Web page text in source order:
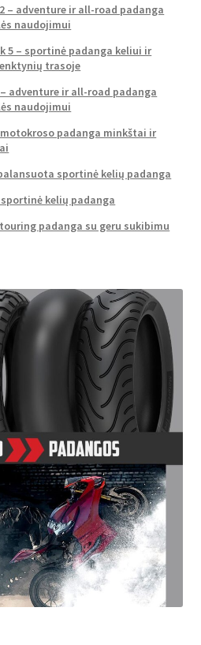
– adventure ir all-road padanga
naudojimui
5 – sportinė padanga keliui ir
trasoje
adventure ir all-road padanga
naudojimui
motokroso padanga minkštai ir
sportinė kelių padanga
sportinė kelių padanga
padanga su geru sukibimu